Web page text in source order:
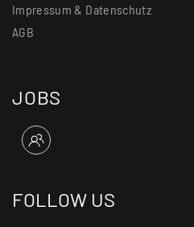
Impressum & Datenschutz
AGB
JOBS
FOLLOW US